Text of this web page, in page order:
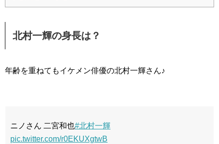
北村一輝の身長は？
年齢を重ねてもイケメン俳優の北村一輝さん♪
ニノさん 二宮和也#北村一輝
pic.twitter.com/r0EKUXgtwB